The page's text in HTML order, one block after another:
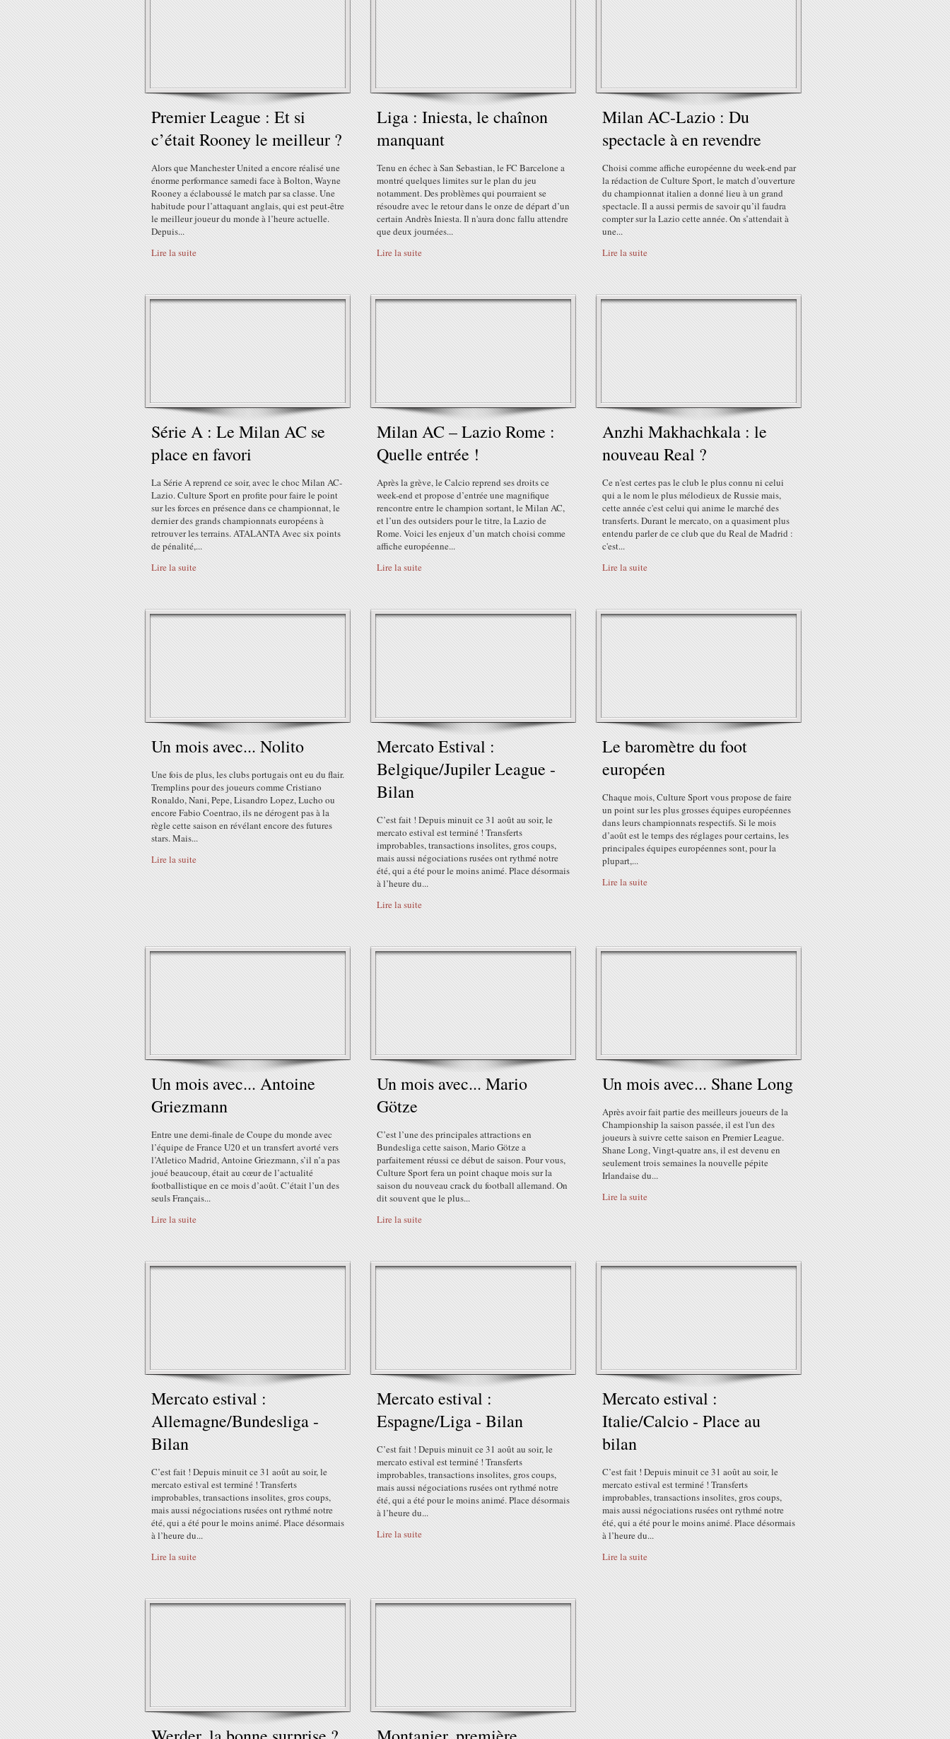
Premier League : Et si
c’était Rooney le meilleur ?
Alors que Manchester United a encore réalisé une
énorme performance samedi face à Bolton, Wayne
Rooney a éclaboussé le match par sa classe. Une
habitude pour l’attaquant anglais, qui est peut-être
le meilleur joueur du monde à l’heure actuelle.
Depuis...
Lire la suite
Liga : Iniesta, le chaînon
manquant
Tenu en échec à San Sebastian, le FC Barcelone a
montré quelques limites sur le plan du jeu
notamment. Des problèmes qui pourraient se
résoudre avec le retour dans le onze de départ d’un
certain Andrès Iniesta. Il n'aura donc fallu attendre
que deux journées...
Lire la suite
Milan AC-Lazio : Du
spectacle à en revendre
Choisi comme affiche européenne du week-end par
la rédaction de Culture Sport, le match d’ouverture
du championnat italien a donné lieu à un grand
spectacle. Il a aussi permis de savoir qu’il faudra
compter sur la Lazio cette année. On s’attendait à
une...
Lire la suite
Série A : Le Milan AC se
place en favori
La Série A reprend ce soir, avec le choc Milan AC-
Lazio. Culture Sport en profite pour faire le point
sur les forces en présence dans ce championnat, le
dernier des grands championnats européens à
retrouver les terrains. ATALANTA Avec six points
de pénalité,...
Lire la suite
Milan AC – Lazio Rome :
Quelle entrée !
Après la grève, le Calcio reprend ses droits ce
week-end et propose d’entrée une magnifique
rencontre entre le champion sortant, le Milan AC,
et l’un des outsiders pour le titre, la Lazio de
Rome. Voici les enjeux d’un match choisi comme
affiche européenne...
Lire la suite
Anzhi Makhachkala : le
nouveau Real ?
Ce n'est certes pas le club le plus connu ni celui
qui a le nom le plus mélodieux de Russie mais,
cette année c'est celui qui anime le marché des
transferts. Durant le mercato, on a quasiment plus
entendu parler de ce club que du Real de Madrid :
c'est...
Lire la suite
Un mois avec... Nolito
Une fois de plus, les clubs portugais ont eu du flair.
Tremplins pour des joueurs comme Cristiano
Ronaldo, Nani, Pepe, Lisandro Lopez, Lucho ou
encore Fabio Coentrao, ils ne dérogent pas à la
règle cette saison en révélant encore des futures
stars. Mais...
Lire la suite
Mercato Estival :
Belgique/Jupiler League -
Bilan
C’est fait ! Depuis minuit ce 31 août au soir, le
mercato estival est terminé ! Transferts
improbables, transactions insolites, gros coups,
mais aussi négociations rusées ont rythmé notre
été, qui a été pour le moins animé. Place désormais
à l’heure du...
Lire la suite
Le baromètre du foot
européen
Chaque mois, Culture Sport vous propose de faire
un point sur les plus grosses équipes européennes
dans leurs championnats respectifs. Si le mois
d’août est le temps des réglages pour certains, les
principales équipes européennes sont, pour la
plupart,...
Lire la suite
Un mois avec... Antoine
Griezmann
Entre une demi-finale de Coupe du monde avec
l’équipe de France U20 et un transfert avorté vers
l’Atletico Madrid, Antoine Griezmann, s’il n’a pas
joué beaucoup, était au cœur de l’actualité
footballistique en ce mois d’août. C’était l’un des
seuls Français...
Lire la suite
Un mois avec... Mario
Götze
C’est l’une des principales attractions en
Bundesliga cette saison, Mario Götze a
parfaitement réussi ce début de saison. Pour vous,
Culture Sport fera un point chaque mois sur la
saison du nouveau crack du football allemand. On
dit souvent que le plus...
Lire la suite
Un mois avec... Shane Long
Après avoir fait partie des meilleurs joueurs de la
Championship la saison passée, il est l'un des
joueurs à suivre cette saison en Premier League.
Shane Long, Vingt-quatre ans, il est devenu en
seulement trois semaines la nouvelle pépite
Irlandaise du...
Lire la suite
Mercato estival :
Allemagne/Bundesliga -
Bilan
C’est fait ! Depuis minuit ce 31 août au soir, le
mercato estival est terminé ! Transferts
improbables, transactions insolites, gros coups,
mais aussi négociations rusées ont rythmé notre
été, qui a été pour le moins animé. Place désormais
à l’heure du...
Lire la suite
Mercato estival :
Espagne/Liga - Bilan
C’est fait ! Depuis minuit ce 31 août au soir, le
mercato estival est terminé ! Transferts
improbables, transactions insolites, gros coups,
mais aussi négociations rusées ont rythmé notre
été, qui a été pour le moins animé. Place désormais
à l’heure du...
Lire la suite
Mercato estival :
Italie/Calcio - Place au
bilan
C’est fait ! Depuis minuit ce 31 août au soir, le
mercato estival est terminé ! Transferts
improbables, transactions insolites, gros coups,
mais aussi négociations rusées ont rythmé notre
été, qui a été pour le moins animé. Place désormais
à l’heure du...
Lire la suite